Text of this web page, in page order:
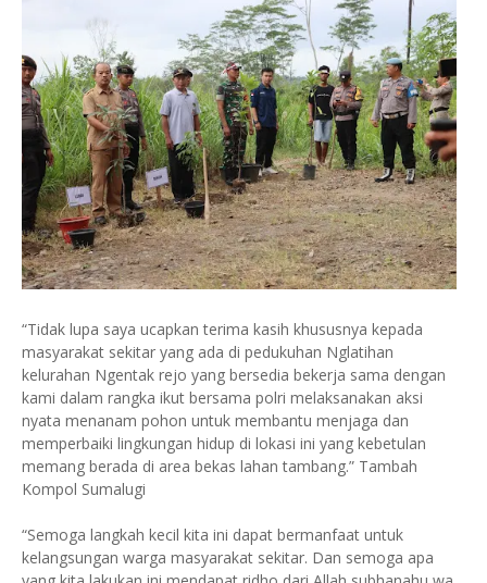
“Tidak lupa saya ucapkan terima kasih khususnya kepada
masyarakat sekitar yang ada di pedukuhan Nglatihan
kelurahan Ngentak rejo yang bersedia bekerja sama dengan
kami dalam rangka ikut bersama polri melaksanakan aksi
nyata menanam pohon untuk membantu menjaga dan
memperbaiki lingkungan hidup di lokasi ini yang kebetulan
memang berada di area bekas lahan tambang.” Tambah
Kompol Sumalugi
“Semoga langkah kecil kita ini dapat bermanfaat untuk
kelangsungan warga masyarakat sekitar. Dan semoga apa